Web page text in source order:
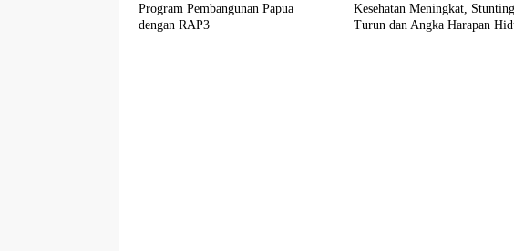
Program Pembangunan Papua
dengan RAP3
Kesehatan Meningkat, Stunting
Turun dan Angka Harapan